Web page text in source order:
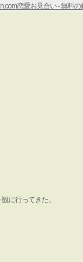
に行ってきた。